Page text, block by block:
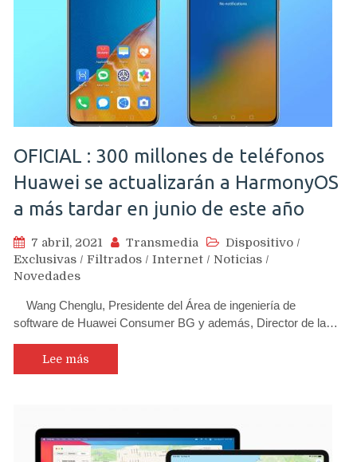
OFICIAL : 300 millones de teléfonos
Huawei se actualizarán a HarmonyOS
a más tardar en junio de este año
7 abril, 2021 Transmedia Dispositivo /
Exclusivas / Filtrados / Internet / Noticias /
Novedades
Wang Chenglu, Presidente del Área de ingeniería de
software de Huawei Consumer BG y además, Director de la…
Lee más